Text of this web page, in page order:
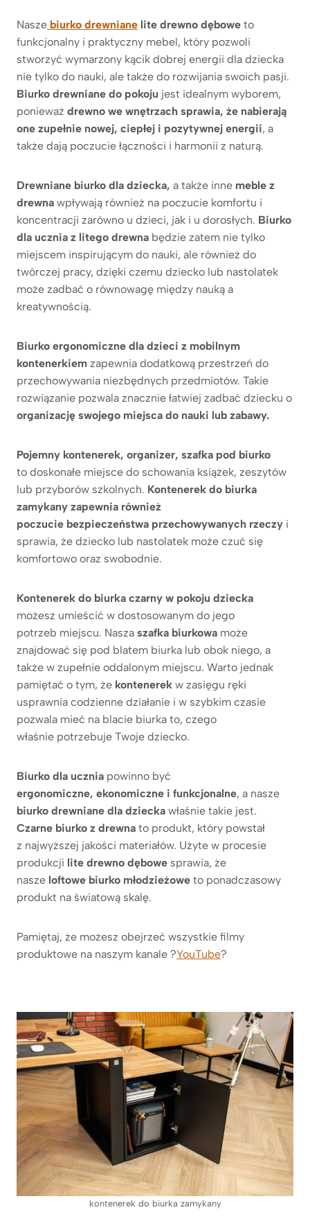
Nasze biurko drewniane lite drewno dębowe to
funkcjonalny i praktyczny mebel, który pozwoli
stworzyć wymarzony kącik dobrej energii dla dziecka
nie tylko do nauki, ale także do rozwijania swoich pasji.
Biurko drewniane do pokoju jest idealnym wyborem,
ponieważ drewno we wnętrzach sprawia, że nabierają
one zupełnie nowej, ciepłej i pozytywnej energii, a
także dają poczucie łączności i harmonii z naturą.
Drewniane biurko dla dziecka, a także inne meble z
drewna wpływają również na poczucie komfortu i
koncentracji zarówno u dzieci, jak i u dorosłych. Biurko
dla ucznia z litego drewna będzie zatem nie tylko
miejscem inspirującym do nauki, ale również do
twórczej pracy, dzięki czemu dziecko lub nastolatek
może zadbać o równowagę między nauką a
kreatywnością.
Biurko ergonomiczne dla dzieci z mobilnym
kontenerkiem zapewnia dodatkową przestrzeń do
przechowywania niezbędnych przedmiotów. Takie
rozwiązanie pozwala znacznie łatwiej zadbać dziecku o
organizację swojego miejsca do nauki lub zabawy.
Pojemny kontenerek, organizer, szafka pod biurko
to doskonałe miejsce do schowania książek, zeszytów
lub przyborów szkolnych. Kontenerek do biurka
zamykany zapewnia również
poczucie bezpieczeństwa przechowywanych rzeczy i
sprawia, że dziecko lub nastolatek może czuć się
komfortowo oraz swobodnie.
Kontenerek do biurka czarny w pokoju dziecka
możesz umieścić w dostosowanym do jego
potrzeb miejscu. Nasza szafka biurkowa może
znajdować się pod blatem biurka lub obok niego, a
także w zupełnie oddalonym miejscu. Warto jednak
pamiętać o tym, że kontenerek w zasięgu ręki
usprawnia codzienne działanie i w szybkim czasie
pozwala mieć na blacie biurka to, czego
właśnie potrzebuje Twoje dziecko.
Biurko dla ucznia powinno być
ergonomiczne, ekonomiczne i funkcjonalne, a nasze
biurko drewniane dla dziecka właśnie takie jest.
Czarne biurko z drewna to produkt, który powstał
z najwyższej jakości materiałów. Użyte w procesie
produkcji lite drewno dębowe sprawia, że
nasze loftowe biurko młodzieżowe to ponadczasowy
produkt na światową skalę.
Pamiętaj, że możesz obejrzeć wszystkie filmy
produktowe na naszym kanale ?YouTube?
kontenerek do biurka zamykany